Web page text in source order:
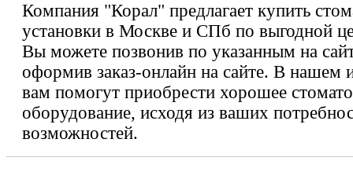
Компания "Корал" предлагает купить
установки в Москве и СПб по выгодной
Вы можете позвонив по указанным на
оформив заказ-онлайн на сайте. В нашем
вам помогут приобрести хорошее
оборудование, исходя из ваших
возможностей.